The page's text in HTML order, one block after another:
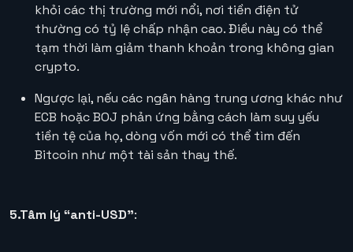
khỏi các thị trường mới nổi, nơi tiền điện tử
thường có tỷ lệ chấp nhận cao. Điều này có thể
tạm thời làm giảm thanh khoản trong không gian
crypto.
Ngược lại, nếu các ngân hàng trung ương khác như
ECB hoặc BOJ phản ứng bằng cách làm suy yếu
tiền tệ của họ, dòng vốn mới có thể tìm đến
Bitcoin như một tài sản thay thế.
5.Tâm lý “anti-USD”: